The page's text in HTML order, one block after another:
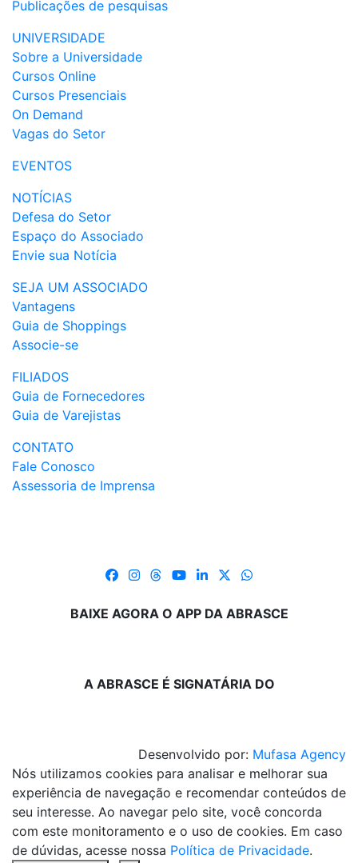
Publicações de pesquisas
UNIVERSIDADE
Sobre a Universidade
Cursos Online
Cursos Presenciais
On Demand
Vagas do Setor
EVENTOS
NOTÍCIAS
Defesa do Setor
Espaço do Associado
Envie sua Notícia
SEJA UM ASSOCIADO
Vantagens
Guia de Shoppings
Associe-se
FILIADOS
Guia de Fornecedores
Guia de Varejistas
CONTATO
Fale Conosco
Assessoria de Imprensa
BAIXE AGORA O APP DA ABRASCE
A ABRASCE É SIGNATÁRIA DO
Desenvolvido por: Mufasa Agency
Nós utilizamos cookies para analisar e melhorar sua
experiência de navegação e recomendar conteúdos de
seu interesse. Ao navegar pelo site, você concorda
com este monitoramento e o uso de cookies. Em caso
de dúvidas, acesse nossa Política de Privacidade.